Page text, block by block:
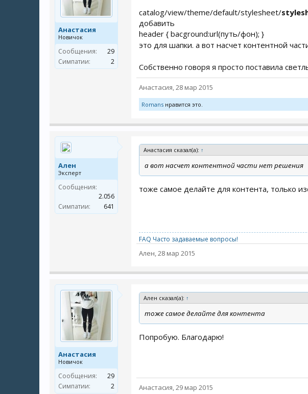
Анастасия
Новичок
Сообщения:
29
Симпатии:
2
catalog/view/theme/default/stylesheet/
добавить
header { bacground:url(путь/фон); }
это для шапки. а вот насчет контентной
Собственно говоря я просто поставила
Анастасия,28 мар 2015
Romans нравится это.
Ален
Эксперт
Сообщения:
2.056
Симпатии:
641
Анастасия сказал(а): ↑
а вот насчет контентной части нет решения
тоже самое делайте для контента, только
FAQ Часто задаваемые вопросы!
Ален,28 мар 2015
Анастасия
Новичок
Сообщения:
29
Симпатии:
2
Ален сказал(а): ↑
тоже самое делайте для контента
Попробую. Благодарю!
Анастасия,29 мар 2015